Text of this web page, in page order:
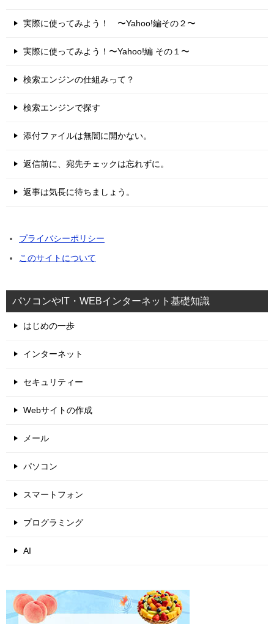
実際に使ってみよう！ 〜Yahoo!編その２〜
実際に使ってみよう！〜Yahoo!編 その１〜
検索エンジンの仕組みって？
検索エンジンで探す
添付ファイルは無闇に開かない。
返信前に、宛先チェックは忘れずに。
返事は気長に待ちましょう。
プライバシーポリシー
このサイトについて
パソコンやIT・WEBインターネット基礎知識
はじめの一歩
インターネット
セキュリティー
Webサイトの作成
メール
パソコン
スマートフォン
プログラミング
AI